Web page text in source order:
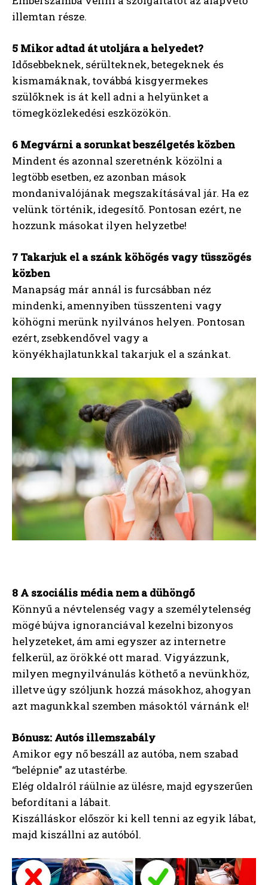
illemtan része.
5 Mikor adtad át utoljára a helyedet?
Idősebbeknek, sérülteknek, betegeknek és
kismamáknak, továbbá kisgyermekes
szülőknek is át kell adni a helyünket a
tömegközlekedési eszközökön.
6 Megvárni a sorunkat beszélgetés közben
Mindent és azonnal szeretnénk közölni a
legtöbb esetben, ez azonban mások
mondanivalójának megszakításával jár. Ha ez
velünk történik, idegesítő. Pontosan ezért, ne
hozzunk másokat ilyen helyzetbe!
7 Takarjuk el a szánk köhögés vagy tüsszögés
közben
Manapság már annál is furcsábban néz
mindenki, amennyiben tüsszenteni vagy
köhögni merünk nyilvános helyen. Pontosan
ezért, zsebkendővel vagy a
könyékhajlatunkkal takarjuk el a szánkat.
8 A szociális média nem a dühöngő
Könnyű a névtelenség vagy a személytelenség
mögé bújva ignoranciával kezelni bizonyos
helyzeteket, ám ami egyszer az internetre
felkerül, az örökké ott marad. Vigyázzunk,
milyen megnyilvánulás köthető a nevünkhöz,
illetve úgy szóljunk hozzá másokhoz, ahogyan
azt magunkkal szemben másoktól várnánk el!
Bónusz: Autós illemszabály
Amikor egy nő beszáll az autóba, nem szabad
“belépnie” az utastérbe.
Elég oldalról ráülnie az ülésre, majd egyszerűen
befordítani a lábait.
Kiszálláskor először ki kell tenni az egyik lábat,
majd kiszállni az autóból.